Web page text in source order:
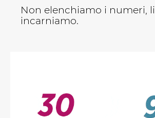
Non elenchiamo i numeri, li
incarniamo.